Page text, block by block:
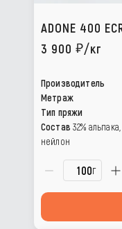
ADONE 400
3 900
/кг
Производитель
Метраж
Тип пряжи
Состав 32%
нейлон
г